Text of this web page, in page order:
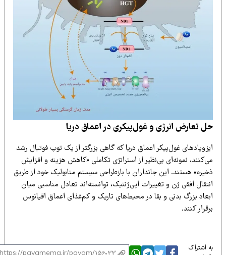
تعارض انرژی و غول‌پیکری در اعماق دریا
غول‌پیکر اعماق دریا که گاهی بزرگتر از یک توپ فوتبال رشد
نمونه‌ای بی‌نظیر از استراتژی تکاملی «کاهش هزینه و افزایش
هستند. این جانداران با بازطراحی سیستم متابولیک خود از طریق
افقی ژن و تغییرات اپی‌ژنتیک، توانسته‌اند تعادل مناسبی میان
بزرگ بدنی و بقا در محیط‌های تاریک و کم‌غذای اعماق اقیانوس
کنند.
اشتراک